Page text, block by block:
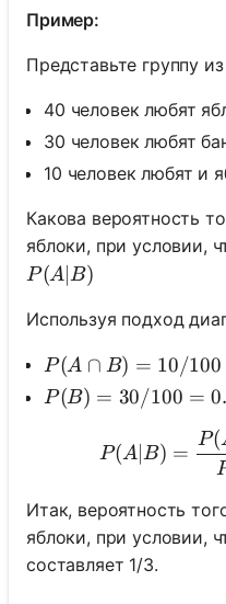
Пример:
Представьте группу
40 человек любят
30 человек любят
10 человек любят и
Какова вероятность
яблоки, при условии,
P(A|B)
P(A ∣B)
Используя подход
P(A \cap B) = 10/
P(A ∩ B) = 10/100
P(B) = 30/100 =
P(B) = 30/100 =
P(A B) =
P(
Итак, вероятность
яблоки, при условии,
составляет 1/3.